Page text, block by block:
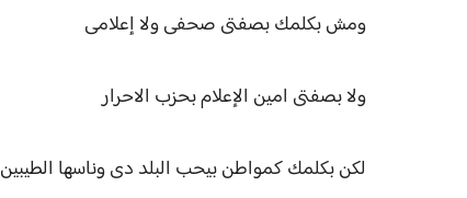
ومش بكلمك بصفتى صحفى ولا إعلامى
ولا بصفتى امين الإعلام بحزب الاحرار
لكن بكلمك كمواطن بيحب البلد دى وناسها الطيبين